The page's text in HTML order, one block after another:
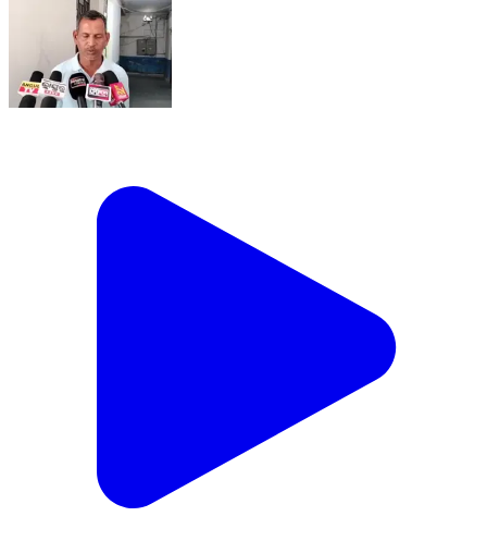
ଛେଣ୍ଡିପଦା: ଛେଣ୍ଡିପଦା ବ୍ଲକ କାର୍ଯ୍ୟାଳୟରେ ଅଧିକାରୀ